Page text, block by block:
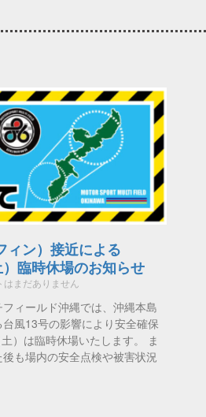
ィン）接近による
臨時休場のお知らせ
はまだありません
ィールド沖縄では、沖縄本島
風13号の影響により安全確保
）は臨時休場いたします。 ま
も場内の安全点検や被害状況